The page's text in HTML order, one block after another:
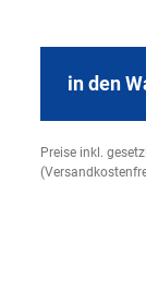
in den
Preise inkl.